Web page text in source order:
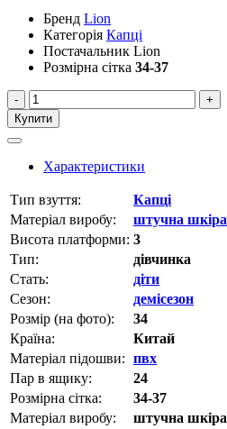
Бренд Lion
Категорія Капці
Постачальник Lion
Розмірна сітка 34-37
-
+
Купити
Характеристики
Тип взуття:
Капці
Матеріал виробу:
штучна шкіра
Висота платформи: 3
Тип:
дівчинка
Стать:
діти
Сезон:
демісезон
Розмір (на фото):
34
Країна:
Китай
Матеріал підошви: пвх
Пар в ящику:
24
Розмірна сітка:
34-37
Матеріал виробу:
штучна шкіра